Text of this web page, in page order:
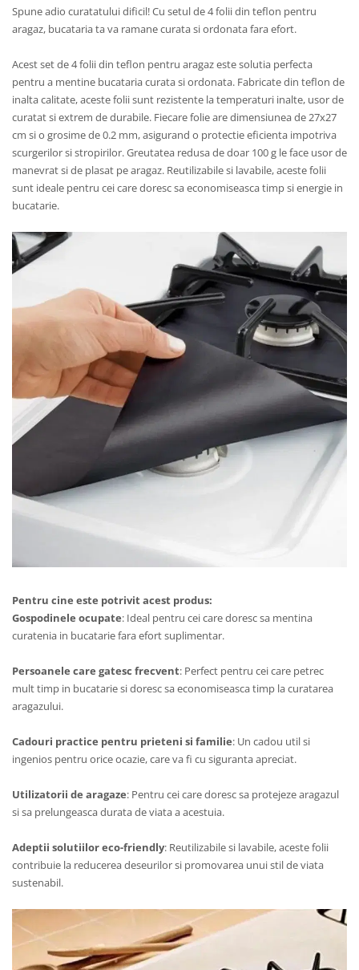
Spune adio curatatului dificil! Cu setul de 4 folii din teflon pentru
aragaz, bucataria ta va ramane curata si ordonata fara efort.
Acest set de 4 folii din teflon pentru aragaz este solutia perfecta
pentru a mentine bucataria curata si ordonata. Fabricate din teflon de
inalta calitate, aceste folii sunt rezistente la temperaturi inalte, usor de
curatat si extrem de durabile. Fiecare folie are dimensiunea de 27x27
cm si o grosime de 0.2 mm, asigurand o protectie eficienta impotriva
scurgerilor si stropirilor. Greutatea redusa de doar 100 g le face usor de
manevrat si de plasat pe aragaz. Reutilizabile si lavabile, aceste folii
sunt ideale pentru cei care doresc sa economiseasca timp si energie in
bucatarie.
Pentru cine este potrivit acest produs:
Gospodinele ocupate: Ideal pentru cei care doresc sa mentina
curatenia in bucatarie fara efort suplimentar.
Persoanele care gatesc frecvent: Perfect pentru cei care petrec
mult timp in bucatarie si doresc sa economiseasca timp la curatarea
aragazului.
Cadouri practice pentru prieteni si familie: Un cadou util si
ingenios pentru orice ocazie, care va fi cu siguranta apreciat.
Utilizatorii de aragaze: Pentru cei care doresc sa protejeze aragazul
si sa prelungeasca durata de viata a acestuia.
Adeptii solutiilor eco-friendly: Reutilizabile si lavabile, aceste folii
contribuie la reducerea deseurilor si promovarea unui stil de viata
sustenabil.